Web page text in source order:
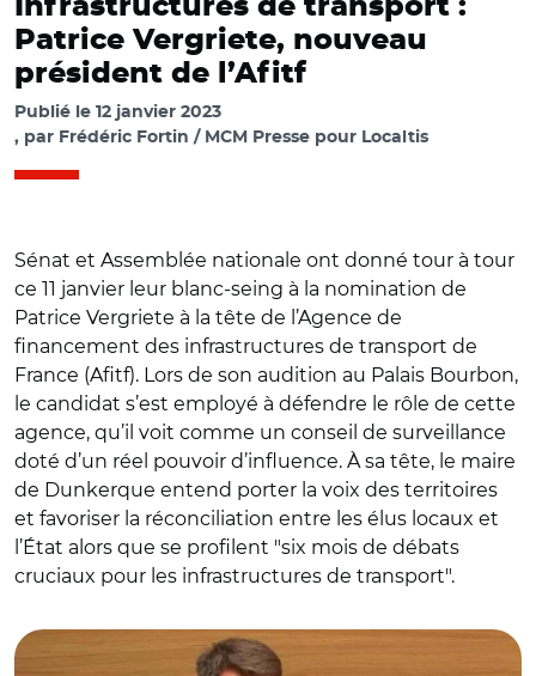
Infrastructures de transport :
Patrice Vergriete, nouveau
président de l’Afitf
Publié le 12 janvier 2023
par Frédéric Fortin / MCM Presse pour Localtis
Sénat et Assemblée nationale ont donné tour à tour
ce 11 janvier leur blanc-seing à la nomination de
Patrice Vergriete à la tête de l’Agence de
financement des infrastructures de transport de
France (Afitf). Lors de son audition au Palais Bourbon,
le candidat s’est employé à défendre le rôle de cette
agence, qu’il voit comme un conseil de surveillance
doté d’un réel pouvoir d’influence. À sa tête, le maire
de Dunkerque entend porter la voix des territoires
et favoriser la réconciliation entre les élus locaux et
l’État alors que se profilent "six mois de débats
cruciaux pour les infrastructures de transport".
© Capture vidéo Assemblée nationale/ Audition de Patrice